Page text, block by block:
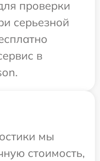
проверки
серьезной
в
мы
стоимость,